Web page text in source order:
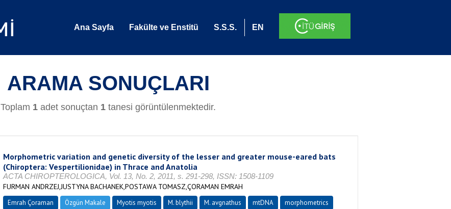
Ana Sayfa Fakülte ve Enstitü S.S.S. EN
ARAMA SONUÇLARI
Toplam 1 adet sonuçtan 1 tanesi görüntülenmektedir.
Morphometric variation and genetic diversity of the lesser and greater mouse-eared bats
(Chiroptera: Vespertilionidae) in Thrace and Anatolia
ACTA CHIROPTEROLOGICA, Vol. 13, No. 2, 2011, s. 291-298, ISSN: 1508-1109
FURMAN ANDRZEJ,JUSTYNA BACHANEK,POSTAWA TOMASZ,ÇORAMAN EMRAH
Emrah Çoraman Özgün Makale Myotis myotis M. blythii M. avgnathus mtDNA
morphometrics